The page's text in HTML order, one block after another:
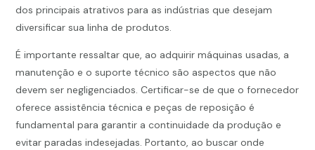
dos principais atrativos para as indústrias que desejam
diversificar sua linha de produtos.
É importante ressaltar que, ao adquirir máquinas usadas, a
manutenção e o suporte técnico são aspectos que não
devem ser negligenciados. Certificar-se de que o fornecedor
oferece assistência técnica e peças de reposição é
fundamental para garantir a continuidade da produção e
evitar paradas indesejadas. Portanto, ao buscar onde